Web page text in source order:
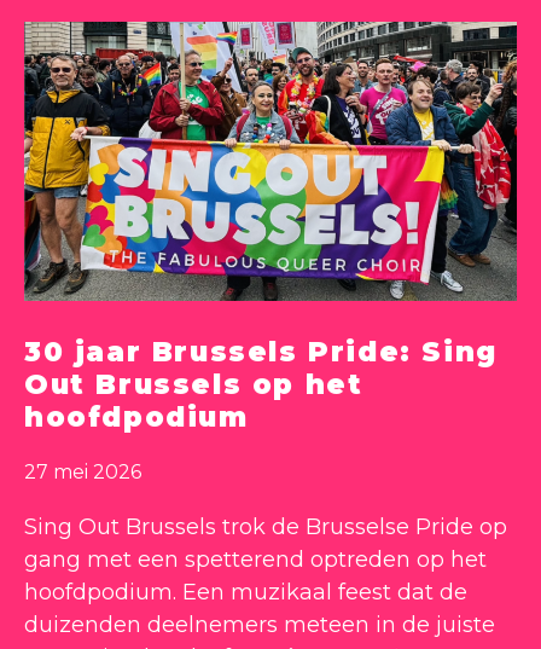
30 jaar Brussels Pride: Sing
Out Brussels op het
hoofdpodium
27 mei 2026
Sing Out Brussels trok de Brusselse Pride op
gang met een spetterend optreden op het
hoofdpodium. Een muzikaal feest dat de
duizenden deelnemers meteen in de juiste